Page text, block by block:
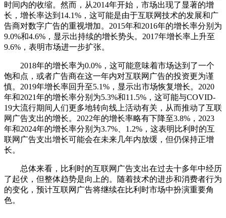
时间内的收缩。然而，从2014年开始，市场出现了显著的增
长，增长率达到14.1%，这可能是由于互联网技术的发展和广
告商对数字广告的重视增加。2015年和2016年的增长率分别为
9.0%和4.6%，显示出持续的增长势头。2017年增长率上升至
9.6%，表明市场进一步扩张。
2018年的增长率为0.0%，这可能意味着市场达到了一个
饱和点，或者广告商在这一年内对互联网广告的投资更为谨
慎。2019年增长率回升至5.1%，显示出市场恢复增长。2020
年和2021年的增长率分别为5.3%和11.5%，这可能与COVID-
19大流行期间人们更多地转向线上活动有关，从而推动了互联
网广告支出的增长。2022年的增长率略有下降至3.8%，2023
年和2024年的增长率分别为3.7%、1.2%，这表明比利时的互
联网广告支出增长可能会在未来几年内放缓，但仍保持正增
长。
总体来看，比利时的互联网广告支出在过去十多年中经历
了起伏，但整体趋势是向上的。随着技术的进步和消费者行为
的变化，预计互联网广告将继续在比利时市场中扮演重要角
色。